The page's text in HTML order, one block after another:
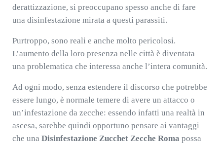
derattizzazione, si preoccupano spesso anche di fare
una disinfestazione mirata a questi parassiti.
Purtroppo, sono reali e anche molto pericolosi.
L’aumento della loro presenza nelle città è diventata
una problematica che interessa anche l’intera comunità.
Ad ogni modo, senza estendere il discorso che potrebbe
essere lungo, è normale temere di avere un attacco o
un’infestazione da zecche: essendo infatti una realtà in
ascesa, sarebbe quindi opportuno pensare ai vantaggi
che una Disinfestazione Zucchet Zecche Roma possa